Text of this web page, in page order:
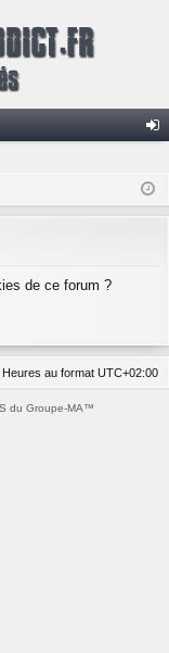
ne
de ce forum ?
Heures au format UTC+02:00
du Groupe-MA™